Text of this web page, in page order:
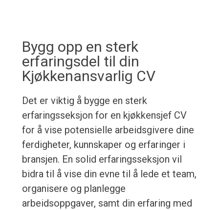
Bygg opp en sterk
erfaringsdel til din
Kjøkkenansvarlig CV
Det er viktig å bygge en sterk
erfaringsseksjon for en kjøkkensjef CV
for å vise potensielle arbeidsgivere dine
ferdigheter, kunnskaper og erfaringer i
bransjen. En solid erfaringsseksjon vil
bidra til å vise din evne til å lede et team,
organisere og planlegge
arbeidsoppgaver, samt din erfaring med